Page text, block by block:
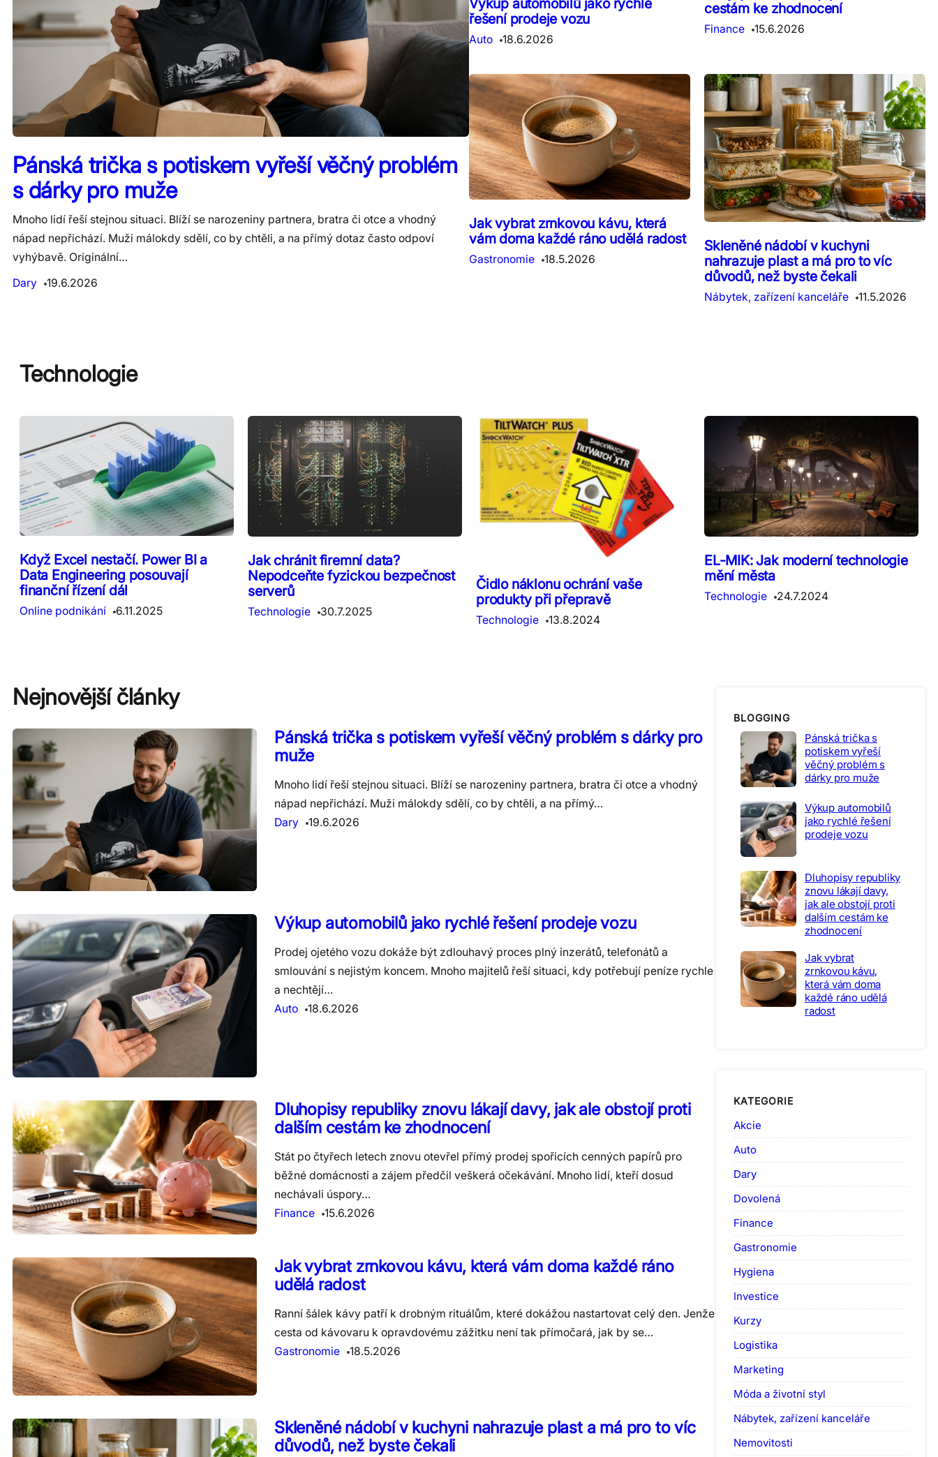
Pánská trička s potiskem vyřeší věčný problém
s dárky pro muže
Mnoho lidí řeší stejnou situaci. Blíží se narozeniny partnera, bratra či otce a vhodný
nápad nepřichází. Muži málokdy sdělí, co by chtěli, a na přímý dotaz často odpoví
vyhýbavě. Originální…
Dary
19.6.2026
Výkup automobilů jako rychlé
řešení prodeje vozu
Auto 18.6.2026
cestám ke zhodnocení
Finance 15.6.2026
Jak vybrat zrnkovou kávu, která
vám doma každé ráno udělá radost
Gastronomie 18.5.2026
Skleněné nádobí v kuchyni
nahrazuje plast a má pro to víc
důvodů, než byste čekali
Nábytek, zařízení kanceláře 11.5.2026
Technologie
Když Excel nestačí. Power BI a
Data Engineering posouvají
finanční řízení dál
Online podnikání 6.11.2025
Jak chránit firemní data?
Nepodceňte fyzickou bezpečnost
serverů
Technologie 30.7.2025
Čidlo náklonu ochrání vaše
produkty při přepravě
Technologie 13.8.2024
EL-MIK: Jak moderní technologie
mění města
Technologie 24.7.2024
Nejnovější články
Pánská trička s potiskem vyřeší věčný problém s dárky pro
muže
Mnoho lidí řeší stejnou situaci. Blíží se narozeniny partnera, bratra či otce a vhodný
nápad nepřichází. Muži málokdy sdělí, co by chtěli, a na přímý…
Dary
19.6.2026
Výkup automobilů jako rychlé řešení prodeje vozu
Prodej ojetého vozu dokáže být zdlouhavý proces plný inzerátů, telefonátů a
smlouvání s nejistým koncem. Mnoho majitelů řeší situaci, kdy potřebují peníze rychle
a nechtějí…
Auto
18.6.2026
Dluhopisy republiky znovu lákají davy, jak ale obstojí proti
dalším cestám ke zhodnocení
Stát po čtyřech letech znovu otevřel přímý prodej spořicích cenných papírů pro
běžné domácnosti a zájem předčil veškerá očekávání. Mnoho lidí, kteří dosud
nechávali úspory…
Finance
15.6.2026
Jak vybrat zrnkovou kávu, která vám doma každé ráno
udělá radost
Ranní šálek kávy patří k drobným rituálům, které dokážou nastartovat celý den. Jenže
cesta od kávovaru k opravdovému zážitku není tak přímočará, jak by se…
Gastronomie
18.5.2026
Skleněné nádobí v kuchyni nahrazuje plast a má pro to víc
důvodů, než byste čekali
BLOGGING
Pánská trička s
potiskem vyřeší
věčný problém s
dárky pro muže
Výkup automobilů
jako rychlé řešení
prodeje vozu
Dluhopisy republiky
znovu lákají davy,
jak ale obstojí proti
dalším cestám ke
zhodnocení
Jak vybrat
zrnkovou kávu,
která vám doma
každé ráno udělá
radost
KATEGORIE
Akcie
Auto
Dary
Dovolená
Finance
Gastronomie
Hygiena
Investice
Kurzy
Logistika
Marketing
Móda a životní styl
Nábytek, zařízení kanceláře
Nemovitosti